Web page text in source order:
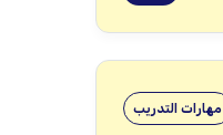
مهارات التدريب